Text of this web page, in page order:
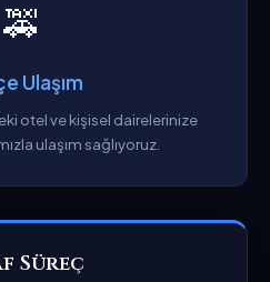
🚕
Ulaşım
otel ve kişisel dairelerinize
ulaşım sağlıyoruz.
Süreç